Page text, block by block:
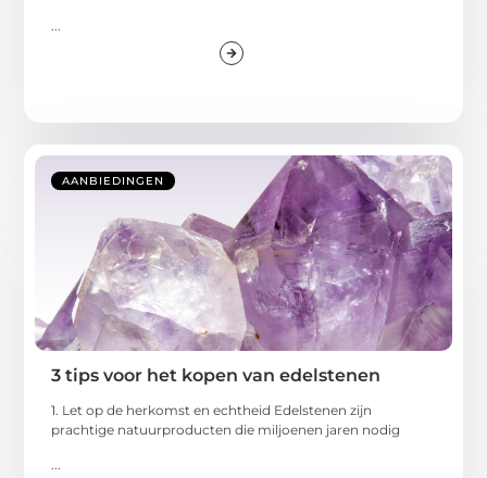
AANBIEDINGEN
3 tips voor het kopen van edelstenen
1. Let op de herkomst en echtheid Edelstenen zijn
prachtige natuurproducten die miljoenen jaren nodig
...